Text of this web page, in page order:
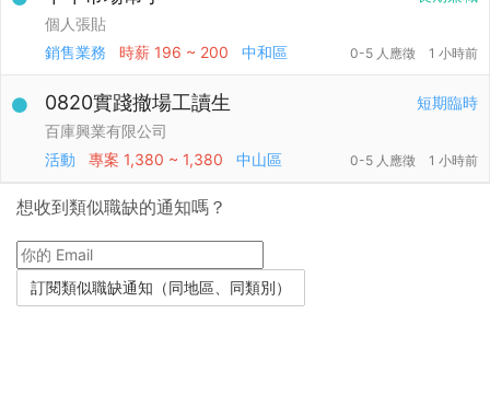
個人張貼
銷售業務
時薪 196 ~ 200 中和區 0-5 人應徵 1 小時前
短期臨時
0820實踐撤場工讀生
百庫興業有限公司
活動
專案 1,380 ~ 1,380 中山區 0-5 人應徵 1 小時前
想收到類似職缺的通知嗎？